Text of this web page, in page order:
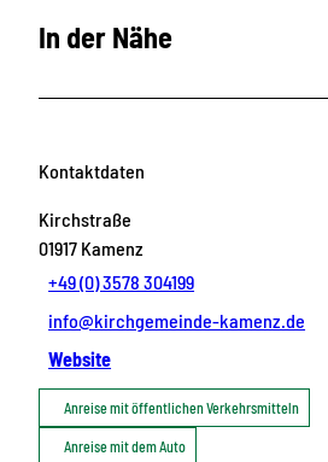
In der Nähe
Kontaktdaten
Kirchstraße
01917 Kamenz
+49 (0) 3578 304199
info@kirchgemeinde-kamenz.de
Website
Anreise mit öffentlichen Verkehrsmitteln
Anreise mit dem Auto